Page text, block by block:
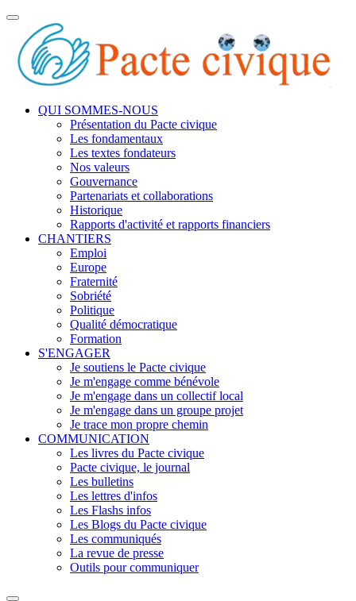
Toggle
navigation
QUI SOMMES-NOUS
Présentation du Pacte civique
Les fondamentaux
Les textes fondateurs
Nos valeurs
Gouvernance
Partenariats et collaborations
Historique
Rapports d'activité et rapports financiers
CHANTIERS
Emploi
Europe
Fraternité
Sobriété
Politique
Qualité démocratique
Formation
S'ENGAGER
Je soutiens le Pacte civique
Je m'engage comme bénévole
Je m'engage dans un collectif local
Je m'engage dans un groupe projet
Je trace mon propre chemin
COMMUNICATION
Les livres du Pacte civique
Pacte civique, le journal
Les bulletins
Les lettres d'infos
Les Flashs infos
Les Blogs du Pacte civique
Les communiqués
La revue de presse
Outils pour communiquer
Rechercher